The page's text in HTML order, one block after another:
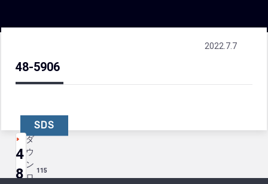
48-5906
2022.7.7
SDS
ダ
ウ
ン
ロ
115
4
8